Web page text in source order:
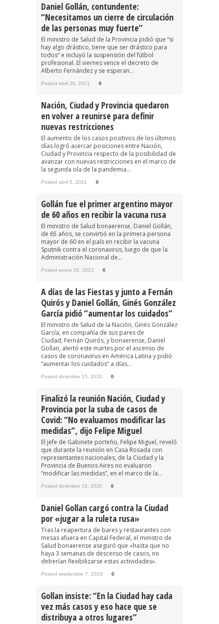
Daniel Gollán, contundente:
“Necesitamos un cierre de circulación
de las personas muy fuerte”
El ministro de Salud de la Provincia pidió que “si
hay algo drástico, tiene que ser drástico para
todos” e incluyó la suspensión del fútbol
profesional. El viernes vence el decreto de
Alberto Fernández y se esperan...
Posted abril 26, 2021 0
Nación, Ciudad y Provincia quedaron
en volver a reunirse para definir
nuevas restricciones
El aumento de los casos positivos de los últimos
días logró acercar posiciones entre Nación,
Ciudad y Provincia respecto de la posibilidad de
avanzar con nuevas restricciones en el marco de
la segunda ola de la pandemia...
Posted abril 5, 2021 0
Gollán fue el primer argentino mayor
de 60 años en recibir la vacuna rusa
El ministro de Salud bonaerense, Daniel Gollán,
de 65 años, se convirtió en la primera persona
mayor de 60 en el país en recibir la vacuna
Sputnik contra el coronavirus, luego de que la
Administración Nacional de...
Posted enero 20, 2021 0
A días de las Fiestas y junto a Fernán
Quirós y Daniel Gollán, Ginés González
García pidió “aumentar los cuidados”
El ministro de Salud de la Nación, Ginés González
García, en compañía de sus pares de
Ciudad, Fernán Quirós, y bonaerense, Daniel
Gollan, alertó este martes por el ascenso de
casos de coronavirus en América Latina y pidió
“aumentar los cuidados” a días...
Posted diciembre 15, 2020 0
Finalizó la reunión Nación, Ciudad y
Provincia por la suba de casos de
Covid: “No evaluamos modificar las
medidas”, dijo Felipe Miguel
El jefe de Gabinete porteño, Felipe Miguel, reveló
que durante la reunión en Casa Rosada con
representantes nacionales, de la Ciudad y la
Provincia de Buenos Aires no evaluaron
“modificar las medidas”, en el marco de la...
Posted diciembre 15, 2020 0
Daniel Gollan cargó contra la Ciudad
por «jugar a la ruleta rusa»
Tras la reapertura de bares y restaurantes con
mesas afuera en Capital Federal, el ministro de
Salud bonaerense aseguró que «hasta que no
haya 3 semanas de descenso de casos, no
deberían flexibilizarse estas actividades».
Posted septiembre 7, 2020 0
Gollan insiste: “En la Ciudad hay cada
vez más casos y eso hace que se
distribuya a otros lugares”